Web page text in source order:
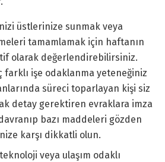
üstlerinize sunmak veya
tamamlamak için haftanın
olarak değerlendirebilirsiniz.
farklı işe odaklanma yeteneğiniz
süreci toparlayan kişi siz
detay gerektiren evraklara imza
bazı maddeleri gözden
karşı dikkatli olun.
veya ulaşım odaklı